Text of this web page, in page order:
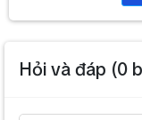
Hỏi và đáp (0